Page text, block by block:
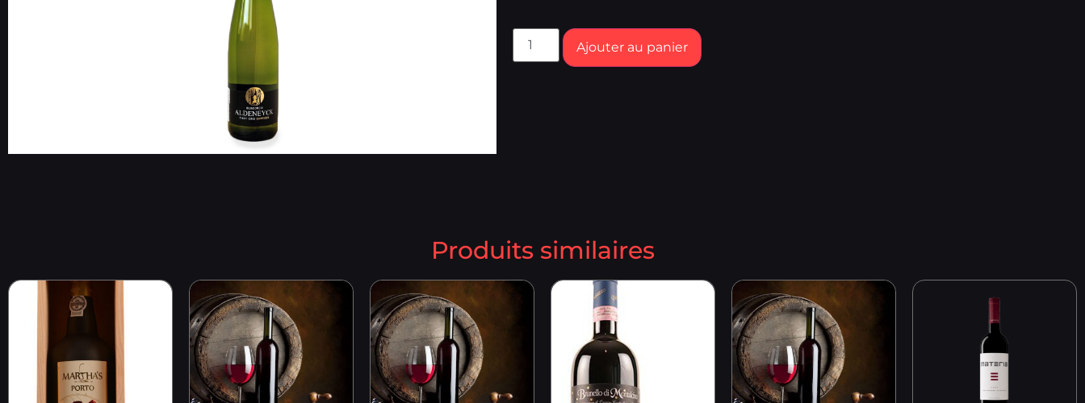
Ajouter au panier
Produits similaires